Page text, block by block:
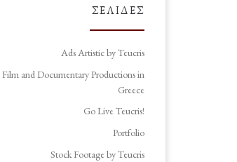
ΣΕΛΊΔΕΣ
Ads Artistic by Teucris
Film and Documentary Productions in
Greece
Go Live Teucris!
Portfolio
Stock Footage by Teucris